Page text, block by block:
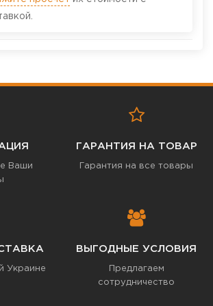
Ваши
ГАРАНТИЯ НА ТОВАР
Гарантия на все товары
Украине
ВЫГОДНЫЕ УСЛОВИЯ
Предлагаем
сотрудничество